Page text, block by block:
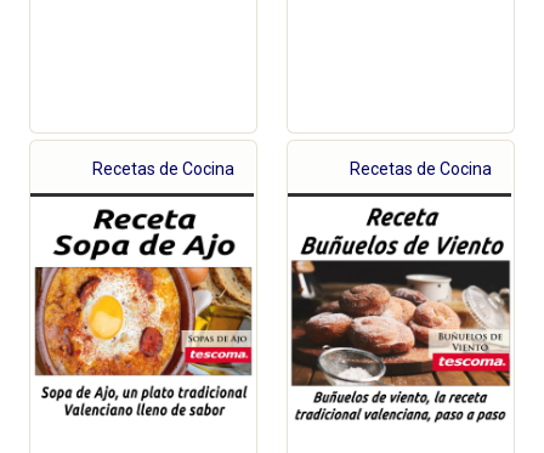
Recetas de Cocina Recetas de Cocina